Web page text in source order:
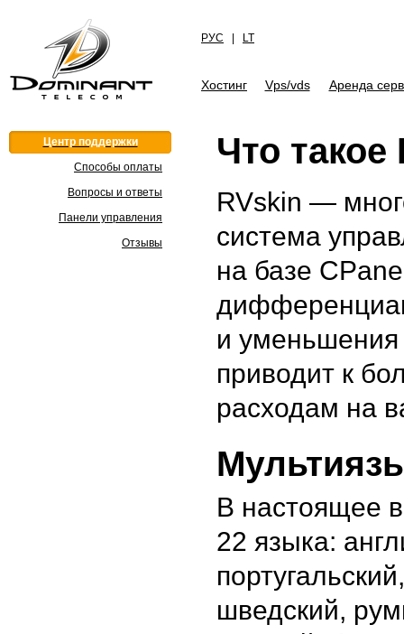
РУС LT
Хостинг Vps/vds Аренда
Центр поддержки
Способы оплаты
Вопросы и ответы
Панели управления
Отзывы
Что такое
RVskin —
система
на базе
и уменьшения
приводит к
расходам на
В настоящее
22 языка:
шведский,